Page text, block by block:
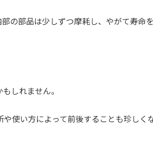
部品は少しずつ摩耗し、やがて寿命
しれません。
使い方によって前後することも珍しく